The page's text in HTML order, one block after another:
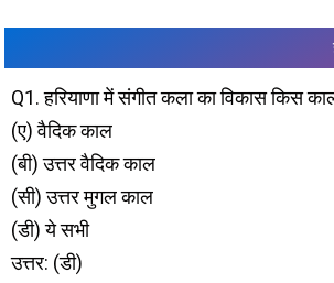
Q1. हरियाणा में संगीत कला का विकास किस
(ए) वैदिक काल
(बी) उत्तर वैदिक काल
(सी) उत्तर मुगल काल
(डी) ये सभी
उत्तर: (डी)